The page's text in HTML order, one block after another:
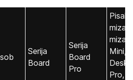
Serija
Board
Serija
Board
Pro
miza,
miza
Mini,
Desk
Pro,